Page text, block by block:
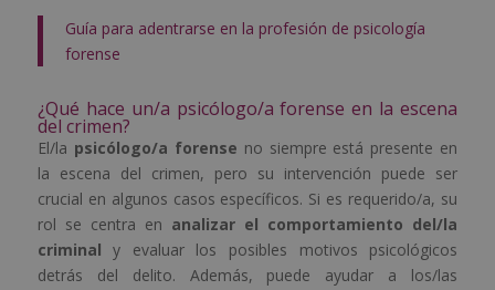
Guía para adentrarse en la profesión de psicología
forense
¿Qué hace un/a psicólogo/a forense en la escena
del crimen?
El/la psicólogo/a forense no siempre está presente en
la escena del crimen, pero su intervención puede ser
crucial en algunos casos específicos. Si es requerido/a, su
rol se centra en analizar el comportamiento del/la
criminal y evaluar los posibles motivos psicológicos
detrás del delito. Además, puede ayudar a los/las